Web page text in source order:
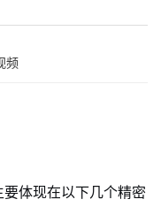
频
体现在以下几个精密